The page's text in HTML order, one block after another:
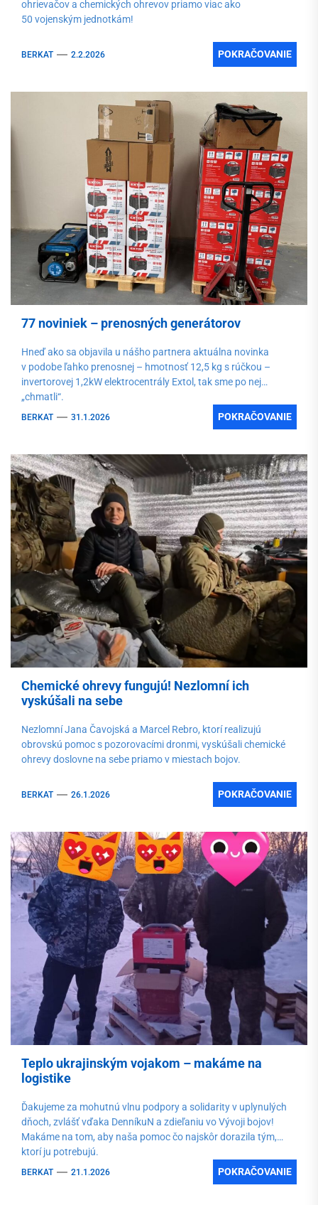
ohrievačov a chemických ohrevov priamo viac ako
50 vojenským jednotkám!
BERKAT 2.2.2026 POKRAČOVANIE
77 noviniek – prenosných generátorov
Hneď ako sa objavila u nášho partnera aktuálna novinka
v podobe ľahko prenosnej – hmotnosť 12,5 kg s rúčkou –
invertorovej 1,2kW elektrocentrály Extol, tak sme po nej
„chmatli“.
BERKAT 31.1.2026 POKRAČOVANIE
Chemické ohrevy fungujú! Nezlomní ich
vyskúšali na sebe
Nezlomní Jana Čavojská a Marcel Rebro, ktorí realizujú
obrovskú pomoc s pozorovacími dronmi, vyskúšali chemické
ohrevy doslovne na sebe priamo v miestach bojov.
BERKAT 26.1.2026 POKRAČOVANIE
Teplo ukrajinským vojakom – makáme na
logistike
Ďakujeme za mohutnú vlnu podpory a solidarity v uplynulých
dňoch, zvlášť vďaka DenníkuN a zdieľaniu vo Vývoji bojov!
Makáme na tom, aby naša pomoc čo najskôr dorazila tým,
ktorí ju potrebujú.
BERKAT 21.1.2026 POKRAČOVANIE